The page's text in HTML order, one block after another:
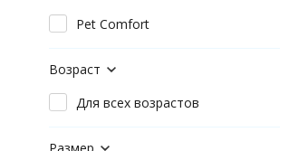
Pet Comfort
Возраст
Для всех возрастов
Размер